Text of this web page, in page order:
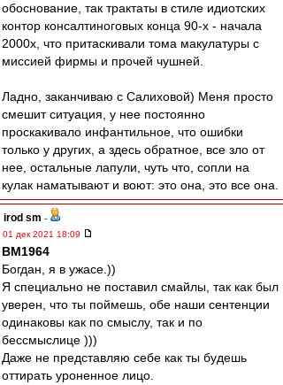
обоснование, так трактаты в стиле идиотских
контор консалтиноговых конца 90-х - начала
2000х, что притаскивали тома макулатуры с
миссией фирмы и прочей чушней.
Ладно, заканчиваю с Салиховой) Меня просто
смешит ситуация, у нее постоянно
проскакивало инфантильное, что ошибки
только у других, а здесь обратное, все зло от
нее, остальные лапули, чуть что, сопли на
кулак наматывают и воют: это она, это все она.
irod sm -
01 дек 2021 18:09
BM1964
Богдан, я в ужасе.))
Я специально не поставил смайлы, так как был
уверен, что ты поймешь, обе наши сентенции
одинаковы как по смыслу, так и по
бессмыслице )))
Даже не представляю себе как ты будешь
оттирать уроненное лицо.